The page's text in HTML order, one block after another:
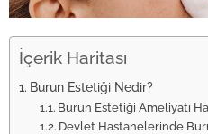
İçerik Haritası
Burun Estetiği Nedir?
Burun Estetiği Ameliyatı
Devlet Hastanelerinde